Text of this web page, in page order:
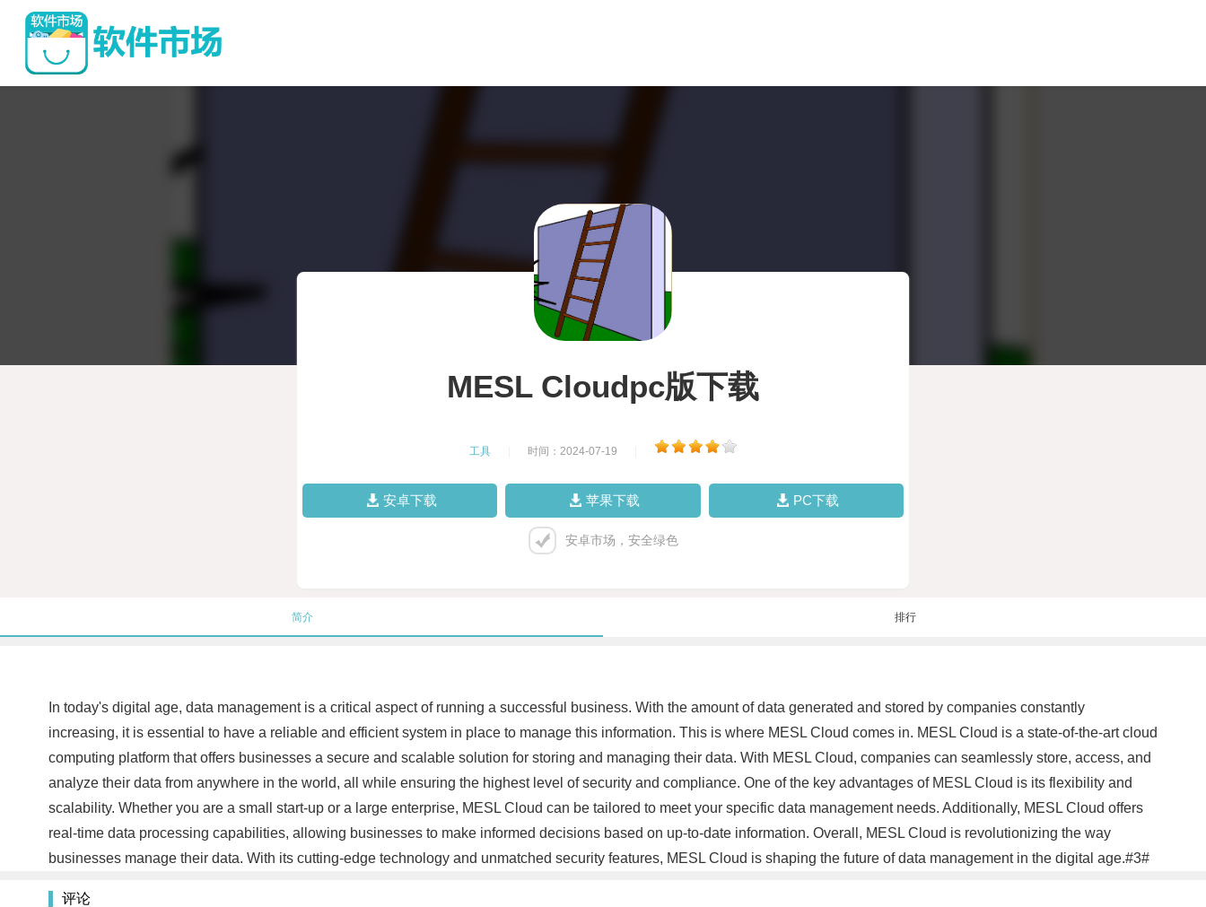
MESL Cloudpc版下载
工具 时间：2024-07-19
安卓下载 苹果下载 PC下载
安卓市场，安全绿色
简介 排行
In today's digital age, data management is a critical aspect of running a successful business. With the amount of data generated and stored by companies constantly
increasing, it is essential to have a reliable and efficient system in place to manage this information. This is where MESL Cloud comes in. MESL Cloud is a state-of-the-art cloud
computing platform that offers businesses a secure and scalable solution for storing and managing their data. With MESL Cloud, companies can seamlessly store, access, and
analyze their data from anywhere in the world, all while ensuring the highest level of security and compliance. One of the key advantages of MESL Cloud is its flexibility and
scalability. Whether you are a small start-up or a large enterprise, MESL Cloud can be tailored to meet your specific data management needs. Additionally, MESL Cloud offers
real-time data processing capabilities, allowing businesses to make informed decisions based on up-to-date information. Overall, MESL Cloud is revolutionizing the way
businesses manage their data. With its cutting-edge technology and unmatched security features, MESL Cloud is shaping the future of data management in the digital age.#3#
评论